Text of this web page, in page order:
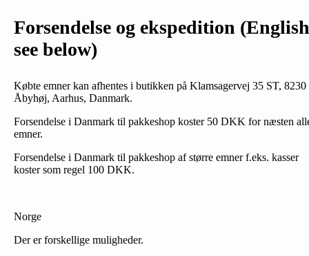
Forsendelse og ekspedition (English
see below)
Købte emner kan afhentes i butikken på Klamsagervej 35 ST, 8230
Åbyhøj, Aarhus, Danmark.
Forsendelse i Danmark til pakkeshop koster 50 DKK for næsten
emner.
Forsendelse i Danmark til pakkeshop af større emner f.eks. kasser
koster som regel 100 DKK.
Norge
Der er forskellige muligheder.